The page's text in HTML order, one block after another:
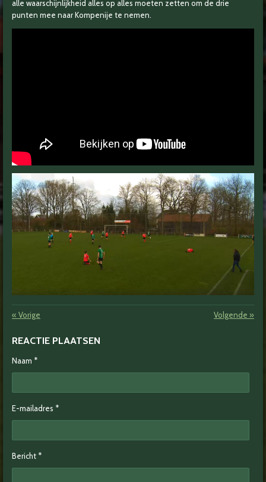
alle waarschijnlijkheid alles op alles moeten zetten om de drie
punten mee naar Kompenije te nemen.
« Vorige Volgende »
REACTIE PLAATSEN
Naam *
E-mailadres *
Bericht *